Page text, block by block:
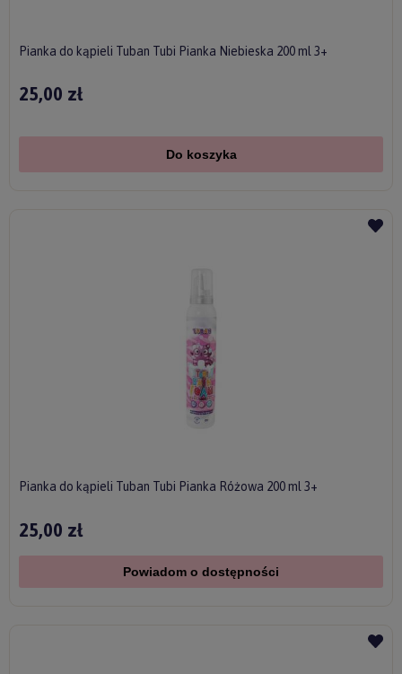
Pianka do kąpieli Tuban Tubi Pianka Niebieska 200 ml 3+
25,00 zł
Do koszyka
Pianka do kąpieli Tuban Tubi Pianka Różowa 200 ml 3+
25,00 zł
Powiadom o dostępności